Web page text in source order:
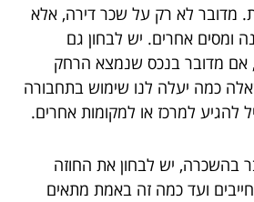
מדובר לא רק על שכר דירה, אלא
ומסים אחרים. יש לבחון גם
אם מדובר בנכס שנמצא הרחק
כמה יעלה לנו שימוש בתחבורה
להגיע למרכז או למקומות אחרים.
בהשכרה, יש לבחון את החוזה
ועד כמה זה באמת מתאים